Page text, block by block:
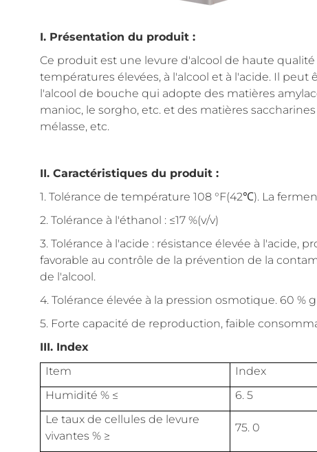
I. Présentation du produit :
Ce produit est une levure d'alcool de haute
températures élevées, à l'alcool et à l'acide. Il
l'alcool de bouche qui adopte des matières
manioc, le sorgho, etc. et des matières
mélasse, etc.
II. Caractéristiques du produit :
1. Tolérance de température 108 °F(42℃). La
2. Tolérance à l'éthanol : ≤17 %(v/v)
3. Tolérance à l'acide : résistance élevée à l'acide,
favorable au contrôle de la prévention de la
de l'alcool.
4. Tolérance élevée à la pression osmotique. 60 %
5. Forte capacité de reproduction, faible
III. Index
Item
Index
Humidité % ≤
6. 5
Le taux de cellules de levure
vivantes % ≥
75. 0